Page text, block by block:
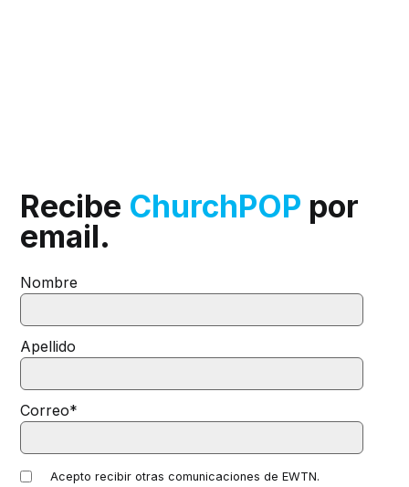
Recibe ChurchPOP por
email.
Nombre
Apellido
Correo*
Acepto recibir otras comunicaciones de EWTN.